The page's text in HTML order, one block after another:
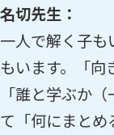
名切先生：
一人で解く子
もいます。「
「誰と学ぶか
て「何にまとめ